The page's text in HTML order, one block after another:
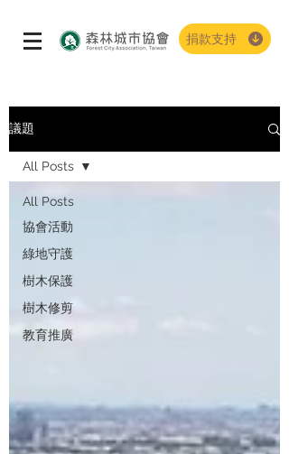
捐款支持
議題
All Posts
協會活動
綠地守護
樹木保護
樹木修剪
教育推廣
All Posts